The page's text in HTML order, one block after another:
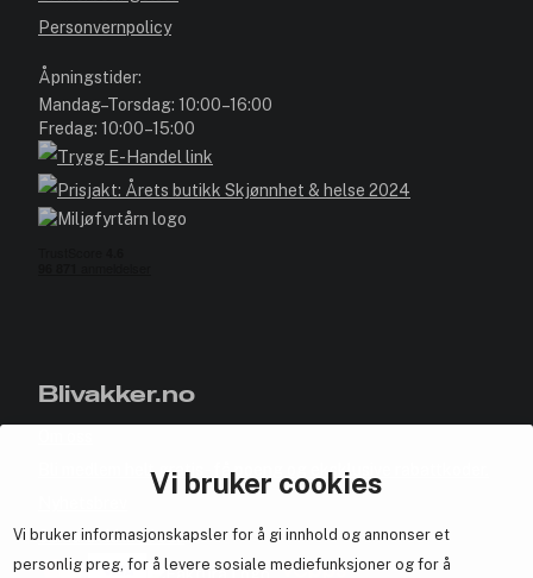
Vi bruker cookies
Vi bruker informasjonskapsler for å gi innhold og annonser et
personlig preg, for å levere sosiale mediefunksjoner og for å
Personvernpolicy
Åpningstider:
Mandag–Torsdag: 10:00–16:00
Fredag: 10:00–15:00
Blivakker.no
Bli medlem helt gratis - få poeng og eksklusive rabattkoder.
Samarbeid med oss